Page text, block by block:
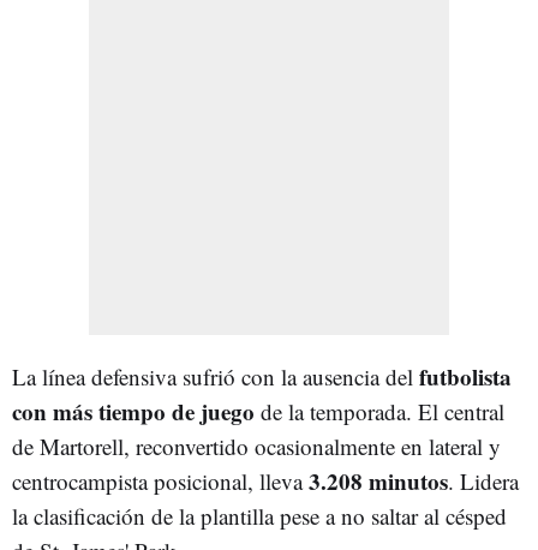
La línea defensiva sufrió con la ausencia del futbolista
con más tiempo de juego de la temporada. El central
de Martorell, reconvertido ocasionalmente en lateral y
centrocampista posicional, lleva3.208 minutos. Lidera
la clasificación de la plantilla pese a no saltar al césped